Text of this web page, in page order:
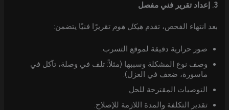
3. إعداد تقرير فني مفصل
بعد انتهاء الفحص، تقدمهيكل هوم تقريرًا فنيًا يتضمن:
صور حرارية دقيقة لموقع التسرب.
وصف نوع المشكلة وسببها (مثلاً: تلف في وصلة، تآكل في
ماسورة، ضعف في العزل).
التوصيات المقترحة للحل.
تقدير التكلفة والمدة اللازمة للإصلاح.